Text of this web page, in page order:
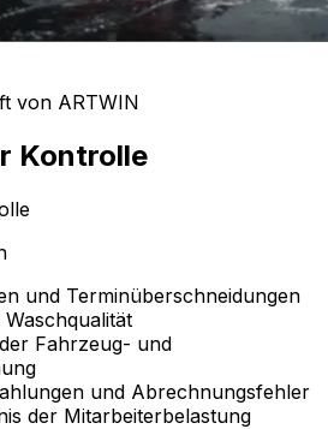
und Modellen
spezialisiert auf Detaillierung
von ARTWIN
Kontrolle
und Terminüberschneidungen
Fahrzeug- und
und Abrechnungsfehler
der Mitarbeiterbelastung